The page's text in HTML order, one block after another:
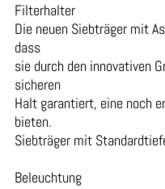
Filterhalter
Die neuen Siebträger mit
dass
sie durch den innovativen
sicheren
Halt garantiert, eine noch
bieten.
Siebträger mit
Beleuchtung